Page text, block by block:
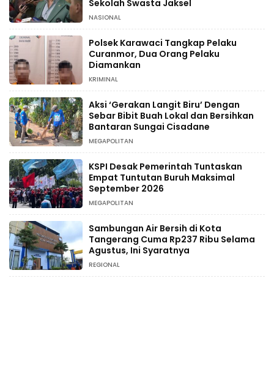
Sekolah Swasta Jaksel
NASIONAL
Polsek Karawaci Tangkap Pelaku
Curanmor, Dua Orang Pelaku
Diamankan
KRIMINAL
Aksi ‘Gerakan Langit Biru’ Dengan
Sebar Bibit Buah Lokal dan Bersihkan
Bantaran Sungai Cisadane
MEGAPOLITAN
KSPI Desak Pemerintah Tuntaskan
Empat Tuntutan Buruh Maksimal
September 2026
MEGAPOLITAN
Sambungan Air Bersih di Kota
Tangerang Cuma Rp237 Ribu Selama
Agustus, Ini Syaratnya
REGIONAL